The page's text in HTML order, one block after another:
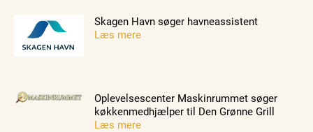
Skagen Havn søger havneassistent
Læs mere
Oplevelsescenter Maskinrummet søger
køkkenmedhjælper til Den Grønne Grill
Læs mere